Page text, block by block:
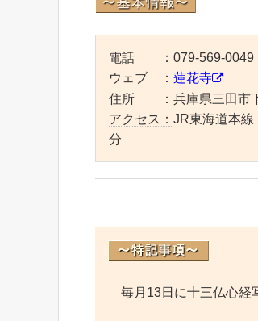
電話 ： 079-569-0049
ウェブ ： 蓮花寺
住所 ： 兵庫県三田市
アクセス： JR東海道本線
分
毎月13日に十三仏心経